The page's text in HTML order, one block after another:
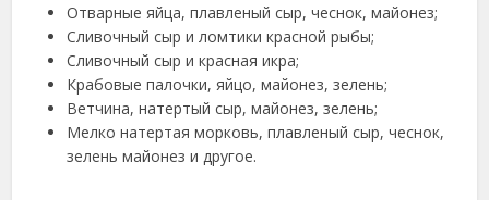
Отварные яйца, плавленый сыр, чеснок, майонез;
Сливочный сыр и ломтики красной рыбы;
Сливочный сыр и красная икра;
Крабовые палочки, яйцо, майонез, зелень;
Ветчина, натертый сыр, майонез, зелень;
Мелко натертая морковь, плавленый сыр, чеснок,
зелень майонез и другое.